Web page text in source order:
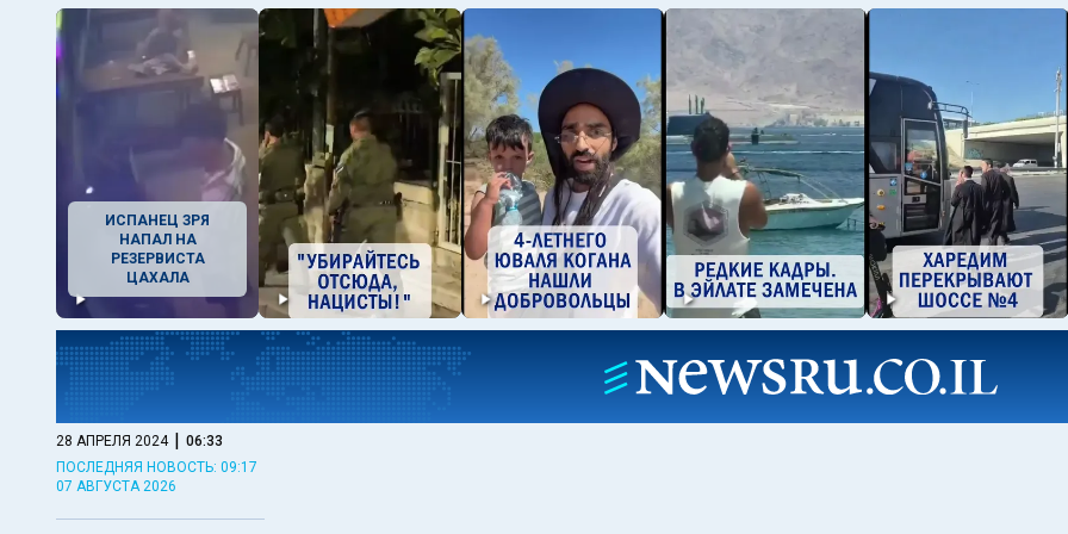
ИСПАНЕЦ ЗРЯ
НАПАЛ НА
РЕЗЕРВИСТА
ЦАХАЛА
28 АПРЕЛЯ 2024 | 06:33
ПОСЛЕДНЯЯ НОВОСТЬ: 09:17
07 АВГУСТА 2026